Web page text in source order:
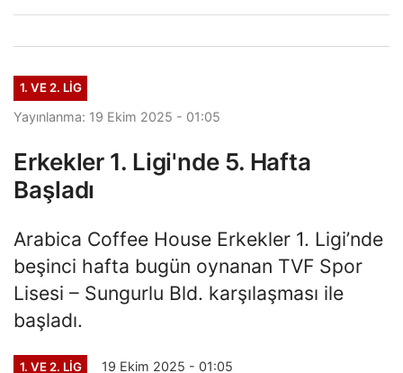
1. VE 2. LIG
Yayınlanma: 19 Ekim 2025 - 01:05
Erkekler 1. Ligi'nde 5. Hafta
Başladı
Arabica Coffee House Erkekler 1. Ligi’nde
beşinci hafta bugün oynanan TVF Spor
Lisesi – Sungurlu Bld. karşılaşması ile
başladı.
1. VE 2. LIG 19 Ekim 2025 - 01:05